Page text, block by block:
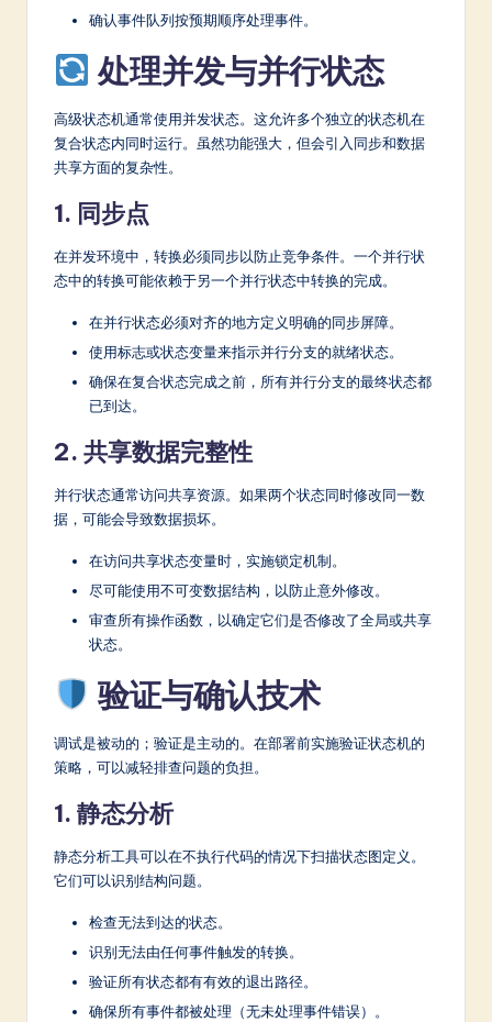
确认事件队列按预期顺序处理事件。
处理并发与并行状态
高级状态机通常使用并发状态。这允许多个独立的状态机在
复合状态内同时运行。虽然功能强大，但会引入同步和数据
共享方面的复杂性。
1. 同步点
在并发环境中，转换必须同步以防止竞争条件。一个并行状
态中的转换可能依赖于另一个并行状态中转换的完成。
在并行状态必须对齐的地方定义明确的同步屏障。
使用标志或状态变量来指示并行分支的就绪状态。
确保在复合状态完成之前，所有并行分支的最终状态都
已到达。
2. 共享数据完整性
并行状态通常访问共享资源。如果两个状态同时修改同一数
据，可能会导致数据损坏。
在访问共享状态变量时，实施锁定机制。
尽可能使用不可变数据结构，以防止意外修改。
审查所有操作函数，以确定它们是否修改了全局或共享
状态。
验证与确认技术
调试是被动的；验证是主动的。在部署前实施验证状态机的
策略，可以减轻排查问题的负担。
1. 静态分析
静态分析工具可以在不执行代码的情况下扫描状态图定义。
它们可以识别结构问题。
检查无法到达的状态。
识别无法由任何事件触发的转换。
验证所有状态都有有效的退出路径。
确保所有事件都被处理（无未处理事件错误）。